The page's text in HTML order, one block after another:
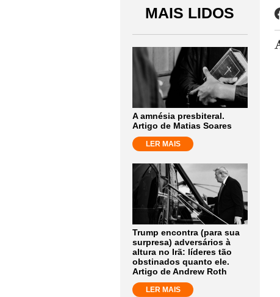
MAIS LIDOS
A amnésia presbiteral.
Artigo de Matias Soares
LER MAIS
Trump encontra (para sua
surpresa) adversários à
altura no Irã: líderes tão
obstinados quanto ele.
Artigo de Andrew Roth
LER MAIS